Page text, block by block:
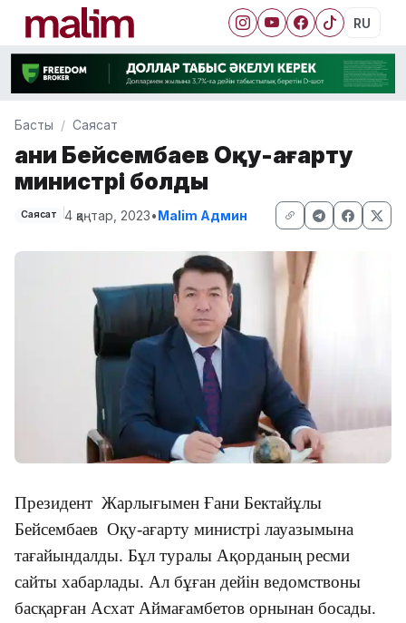
RU
Басты Саясат
Ғани Бейсембаев Оқу-ағарту
министрі болды
Саясат 4 қаңтар, 2023•Malim Админ
Президент Жарлығымен Ғани Бектайұлы
Бейсембаев Оқу-ағарту министрі лауазымына
тағайындалды. Бұл туралы Ақорданың ресми
сайты хабарлады. Ал бұған дейін ведомствоны
басқарған Асхат Аймағамбетов орнынан босады.